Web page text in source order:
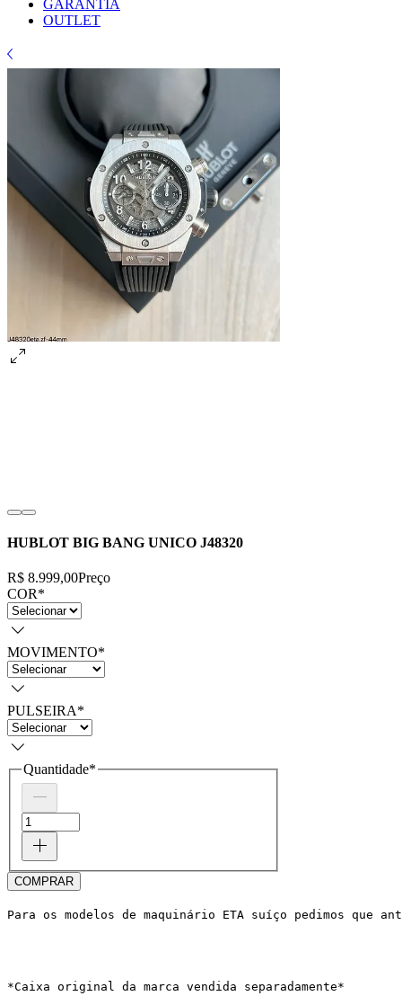
GARANTIA
OUTLET
HUBLOT BIG BANG UNICO J48320
R$ 8.999,00Preço
COR*
MOVIMENTO*
PULSEIRA*
Quantidade*
COMPRAR
Para os modelos de maquinário ETA suíço pedimos
*Caixa original da marca vendida separadamente*